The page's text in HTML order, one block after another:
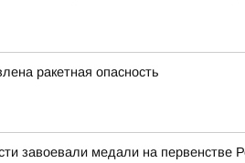
ракетная опасность
завоевали медали на первенстве